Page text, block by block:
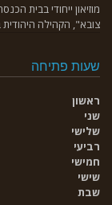
מוזיאון ייחודי בבית
צובא", הקהילה
שעות פתיחה
ראשון
שני
שלישי
רביעי
חמישי
שישי
שבת